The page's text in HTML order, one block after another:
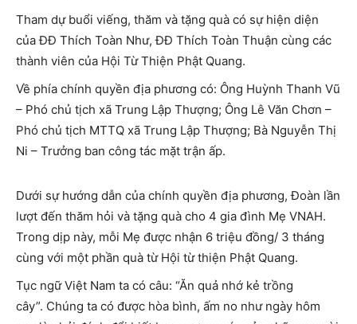
Tham dự buổi viếng, thăm và tặng quà có sự hiện diện
của ĐĐ Thích Toàn Như, ĐĐ Thích Toàn Thuận cùng các
thành viên của Hội Từ Thiện Phật Quang.
Về phía chính quyền địa phương có: Ông Huỳnh Thanh Vũ
– Phó chủ tịch xã Trung Lập Thượng; Ông Lê Văn Chơn –
Phó chủ tịch MTTQ xã Trung Lập Thượng; Bà Nguyễn Thị
Ni – Trưởng ban công tác mặt trận ấp.
Dưới sự hướng dẫn của chính quyền địa phương, Đoàn lần
lượt đến thăm hỏi và tặng quà cho 4 gia đình Mẹ VNAH.
Trong dịp này, mỗi Mẹ được nhận 6 triệu đồng/ 3 tháng
cùng với một phần quà từ Hội từ thiện Phật Quang.
Tục ngữ Việt Nam ta có câu: “Ăn quả nhớ kẻ trồng
cây”. Chúng ta có được hòa bình, ấm no như ngày hôm